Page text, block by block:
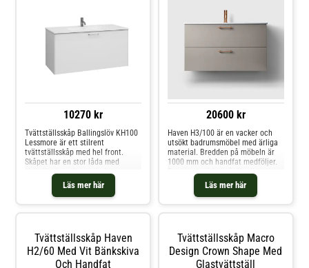
10270 kr
Läs mer här
Tvättställsskåp Ballingslöv KH100
Lessmore är ett stilrent
tvättställsskåp med hel front.
Skåpet har en stor låda med
singellucka och en mindre
innanförliggande låda för smart
20600 kr
Läs mer här
Haven H3/100 är en vacker och
utsökt badrumsmöbel med ärliga
material. Bredden på möbeln är
1000 mm och handfat medföljer.
Passar utmärkt i såväl större som
mindre badrum.
Tvättställsskåp Haven
H2/60 Med Vit Bänkskiva
Och Handfat
Tvättställsskåp Macro
Design Crown Shape Med
Glastvättställ